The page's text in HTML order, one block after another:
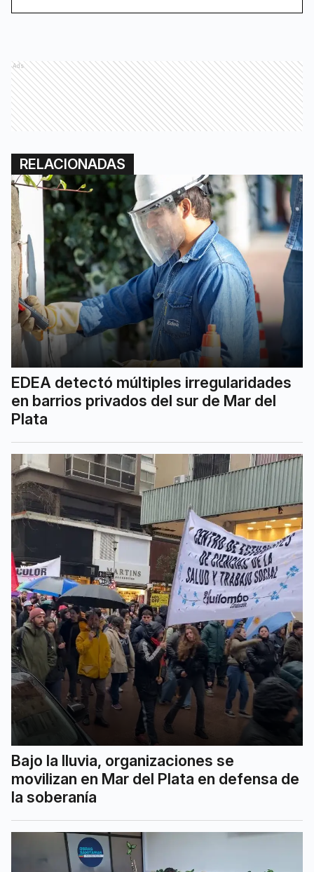
Ads
RELACIONADAS
EDEA detectó múltiples irregularidades
en barrios privados del sur de Mar del
Plata
Bajo la lluvia, organizaciones se
movilizan en Mar del Plata en defensa de
la soberanía